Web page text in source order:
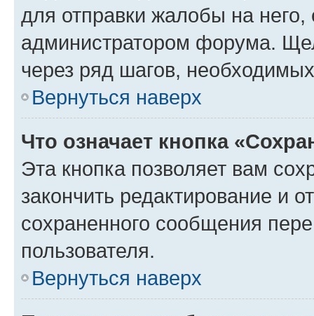
для отправки жалобы на
администратором форума.
через ряд шагов,
Вернуться наверх
Что означает кнопка
Эта кнопка позволяет вам
закончить редактирование и
сохраненного сообщения
пользователя.
Вернуться наверх